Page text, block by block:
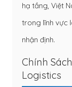
hạ tầng, Việt
trong lĩnh vực
nhận định.
Chính
Logistics